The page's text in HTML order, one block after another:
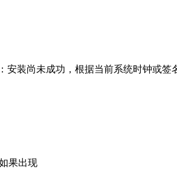
安装尚未成功，根据当前系统时钟或
果出现